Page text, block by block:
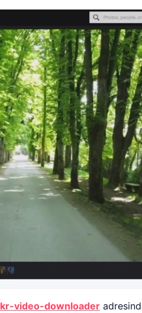
video-downloader